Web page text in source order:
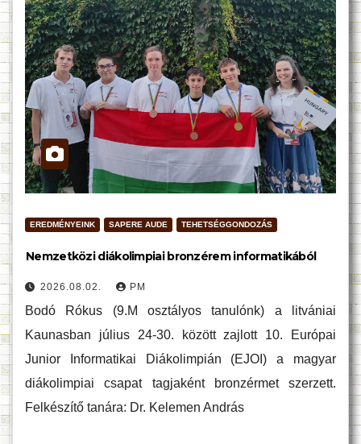
EREDMÉNYEINK SAPERE AUDE TEHETSÉGGONDOZÁS
Nemzetközi diákolimpiai bronzérem informatikából
2026.08.02. PM
Bodó Rókus (9.M osztályos tanulónk) a litvániai
Kaunasban július 24-30. között zajlott 10. Európai
Junior Informatikai Diákolimpián (EJOI) a magyar
diákolimpiai csapat tagjaként bronzérmet szerzett.
Felkészítő tanára: Dr. Kelemen András